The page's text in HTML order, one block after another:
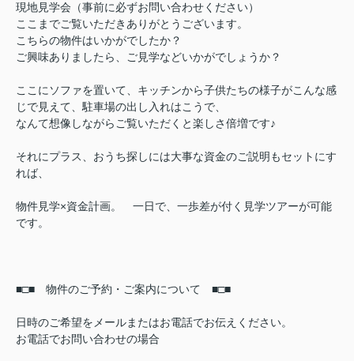
現地見学会（事前に必ずお問い合わせください）
ここまでご覧いただきありがとうございます。
こちらの物件はいかがでしたか？
ご興味ありましたら、ご見学などいかがでしょうか？
ここにソファを置いて、キッチンから子供たちの様子がこんな感
じで見えて、駐車場の出し入れはこうで、
なんて想像しながらご覧いただくと楽しさ倍増です♪
それにプラス、おうち探しには大事な資金のご説明もセットにす
れば、
物件見学×資金計画。 一日で、一歩差が付く見学ツアーが可能
です。
■□■ 物件のご予約・ご案内について ■□■
日時のご希望をメールまたはお電話でお伝えください。
お電話でお問い合わせの場合